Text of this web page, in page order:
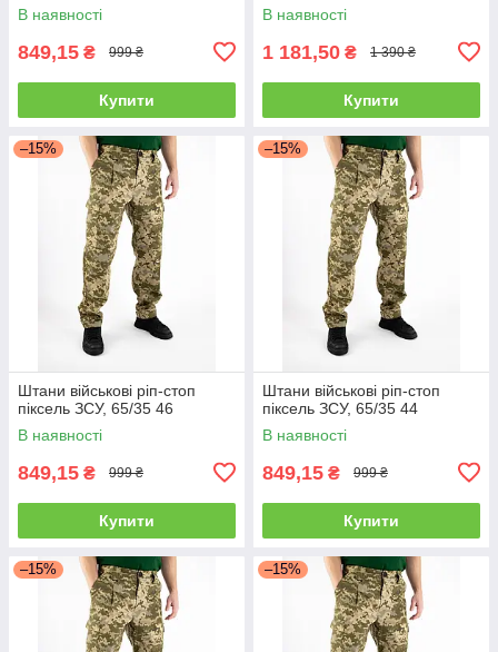
В наявності
849,15 ₴ 999 ₴
Купити
В наявності
1 181,50 ₴ 1 390 ₴
Купити
–15%
Штани військові ріп-стоп
піксель ЗСУ, 65/35 46
В наявності
849,15 ₴ 999 ₴
Купити
–15%
Штани військові ріп-стоп
піксель ЗСУ, 65/35 44
В наявності
849,15 ₴ 999 ₴
Купити
–15% –15%